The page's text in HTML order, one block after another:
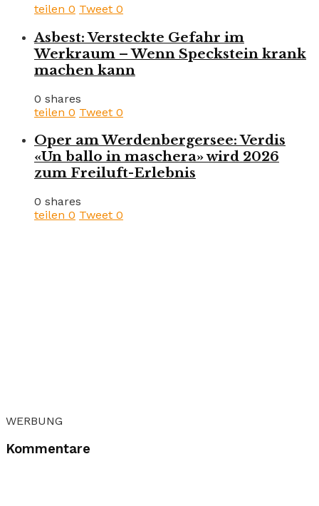
teilen 0 Tweet 0
Asbest: Versteckte Gefahr im
Werkraum – Wenn Speckstein krank
machen kann
0 shares
teilen 0 Tweet 0
Oper am Werdenbergersee: Verdis
«Un ballo in maschera» wird 2026
zum Freiluft-Erlebnis
0 shares
teilen 0 Tweet 0
WERBUNG
Kommentare